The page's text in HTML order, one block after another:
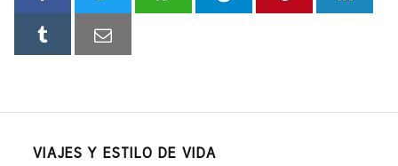
VIAJES Y ESTILO DE VIDA